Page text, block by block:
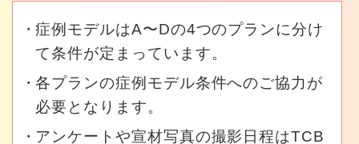
症例モデルはA〜Dの4つのプランに分け
て条件が定まっています。
各プランの症例モデル条件へのご協力が
必要となります。
アンケートや宣材写真の撮影日程はTCB